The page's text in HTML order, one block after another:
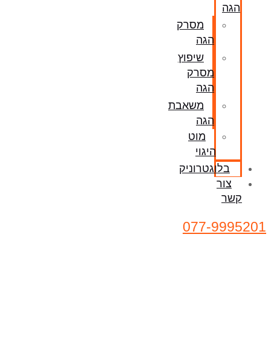
הגה
מסרק
הגה
שיפוץ
מסרק
הגה
משאבת
הגה
מוט
היגוי
בלוגטרוניק
צור
קשר
077-9995201